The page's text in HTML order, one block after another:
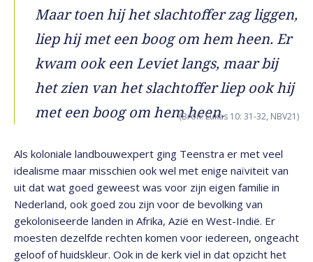
Maar toen hij het slachtoffer zag liggen,
liep hij met een boog om hem heen. Er
kwam ook een Leviet langs, maar bij
het zien van het slachtoffer liep ook hij
met een boog om hem heen.(Bron: Lukas 10: 31-32, NBV21)
Als koloniale landbouwexpert ging Teenstra er met veel
idealisme maar misschien ook wel met enige naïviteit van
uit dat wat goed geweest was voor zijn eigen familie in
Nederland, ook goed zou zijn voor de bevolking van
gekoloniseerde landen in Afrika, Azië en West-Indië. Er
moesten dezelfde rechten komen voor iedereen, ongeacht
geloof of huidskleur. Ook in de kerk viel in dat opzicht het